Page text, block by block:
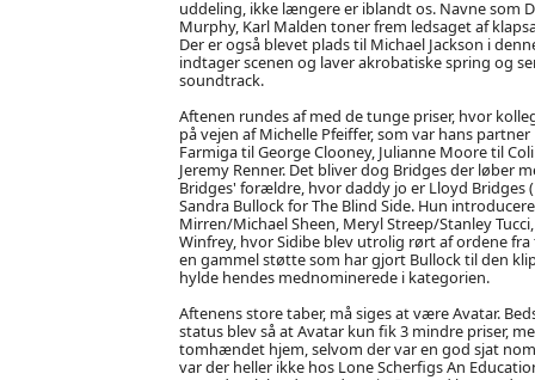
uddeling, ikke længere er iblandt os. Navne som
Murphy, Karl Malden toner frem ledsaget af
Der er også blevet plads til Michael Jackson i
indtager scenen og laver akrobatiske spring og
soundtrack.
Aftenen rundes af med de tunge priser, hvor
på vejen af Michelle Pfeiffer, som var hans
Farmiga til George Clooney, Julianne Moore til
Jeremy Renner. Det bliver dog Bridges der løber
Bridges' forældre, hvor daddy jo er Lloyd Bridges
Sandra Bullock for The Blind Side. Hun
Mirren/Michael Sheen, Meryl Streep/Stanley
Winfrey, hvor Sidibe blev utrolig rørt af ordene
en gammel støtte som har gjort Bullock til den
hylde hendes mednominerede i kategorien.
Aftenens store taber, må siges at være Avatar.
status blev så at Avatar kun fik 3 mindre priser,
tomhændet hjem, selvom der var en god sjat
var der heller ikke hos Lone Scherfigs An